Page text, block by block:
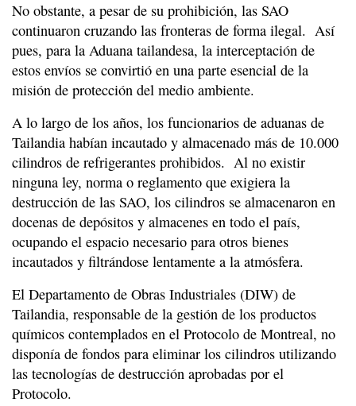
No obstante, a pesar de su prohibición, las SAO
continuaron cruzando las fronteras de forma ilegal. Así
pues, para la Aduana tailandesa, la interceptación de
estos envíos se convirtió en una parte esencial de la
misión de protección del medio ambiente.
A lo largo de los años, los funcionarios de aduanas de
Tailandia habían incautado y almacenado más de 10.000
cilindros de refrigerantes prohibidos. Al no existir
ninguna ley, norma o reglamento que exigiera la
destrucción de las SAO, los cilindros se almacenaron en
docenas de depósitos y almacenes en todo el país,
ocupando el espacio necesario para otros bienes
incautados y filtrándose lentamente a la atmósfera.
El Departamento de Obras Industriales (DIW) de
Tailandia, responsable de la gestión de los productos
químicos contemplados en el Protocolo de Montreal, no
disponía de fondos para eliminar los cilindros utilizando
las tecnologías de destrucción aprobadas por el
Protocolo.